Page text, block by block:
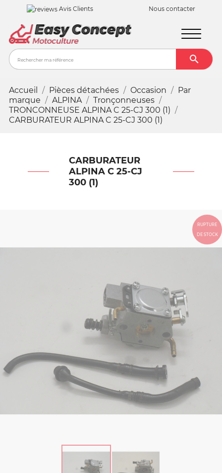
Avis Clients Nous contacter

Accueil Pièces détachées Occasion
Par
marque
ALPINA
Tronçonneuses
TRONCONNEUSE ALPINA C 25-CJ 300 (1)
CARBURATEUR ALPINA C 25-CJ 300 (1)
CARBURATEUR
ALPINA C 25-CJ
300 (1)
RUPTURE
DE STOCK